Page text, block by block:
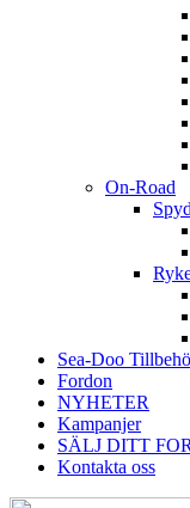
On-Road
Sea-Doo
Fordon
NYHETER
Kampanjer
SÄLJ DITT
Kontakta oss